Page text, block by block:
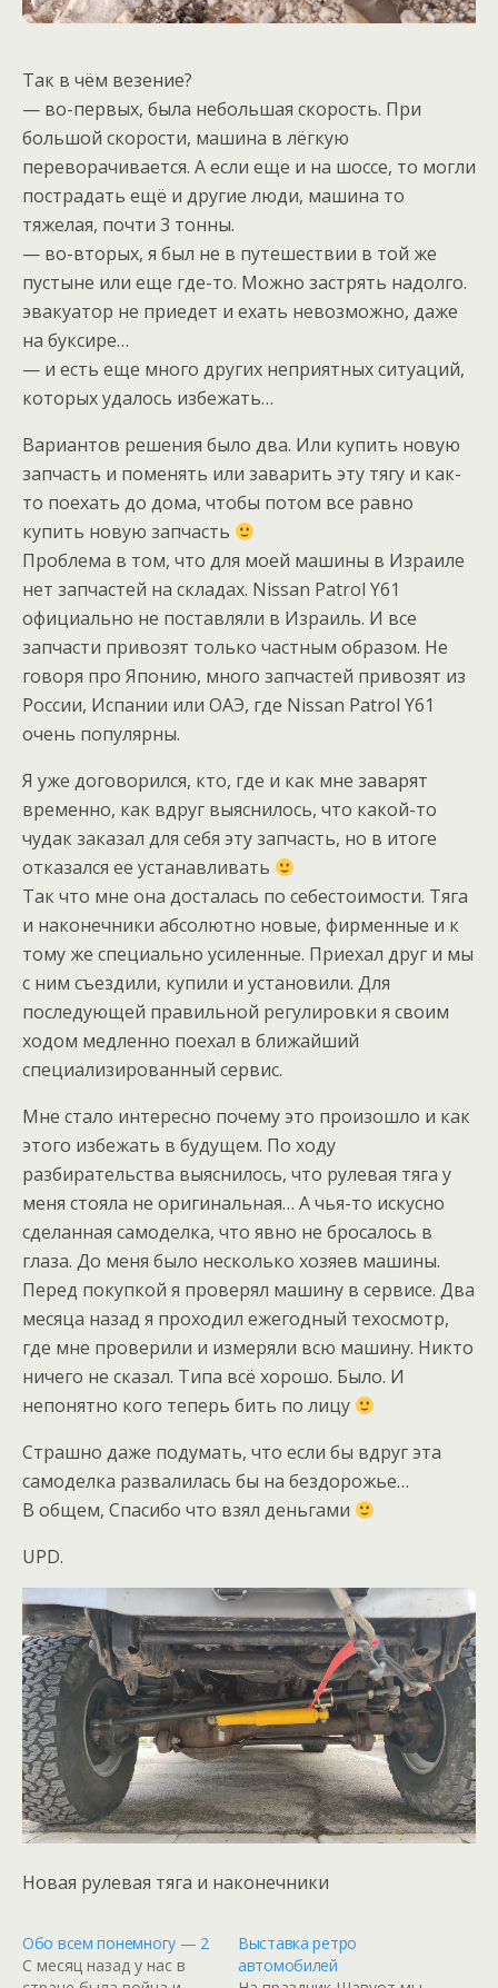
Так в чём везение?
— во-первых, была небольшая скорость. При
большой скорости, машина в лёгкую
переворачивается. А если еще и на шоссе, то могли
пострадать ещё и другие люди, машина то
тяжелая, почти 3 тонны.
— во-вторых, я был не в путешествии в той же
пустыне или еще где-то. Можно застрять надолго.
эвакуатор не приедет и ехать невозможно, даже
на буксире…
— и есть еще много других неприятных ситуаций,
которых удалось избежать…
Вариантов решения было два. Или купить новую
запчасть и поменять или заварить эту тягу и как-
то поехать до дома, чтобы потом все равно
купить новую запчасть
Проблема в том, что для моей машины в Израиле
нет запчастей на складах. Nissan Patrol Y61
официально не поставляли в Израиль. И все
запчасти привозят только частным образом. Не
говоря про Японию, много запчастей привозят из
России, Испании или ОАЭ, где Nissan Patrol Y61
очень популярны.
Я уже договорился, кто, где и как мне заварят
временно, как вдруг выяснилось, что какой-то
чудак заказал для себя эту запчасть, но в итоге
отказался ее устанавливать
Так что мне она досталась по себестоимости. Тяга
и наконечники абсолютно новые, фирменные и к
тому же специально усиленные. Приехал друг и мы
с ним съездили, купили и установили. Для
последующей правильной регулировки я своим
ходом медленно поехал в ближайший
специализированный сервис.
Мне стало интересно почему это произошло и как
этого избежать в будущем. По ходу
разбирательства выяснилось, что рулевая тяга у
меня стояла не оригинальная… А чья-то искусно
сделанная самоделка, что явно не бросалось в
глаза. До меня было несколько хозяев машины.
Перед покупкой я проверял машину в сервисе. Два
месяца назад я проходил ежегодный техосмотр,
где мне проверили и измеряли всю машину. Никто
ничего не сказал. Типа всё хорошо. Было. И
непонятно кого теперь бить по лицу
Страшно даже подумать, что если бы вдруг эта
самоделка развалилась бы на бездорожье…
В общем, Спасибо что взял деньгами
UPD.
Новая рулевая тяга и наконечники
Обо всем понемногу — 2
С месяц назад у нас в
Выставка ретро
автомобилей